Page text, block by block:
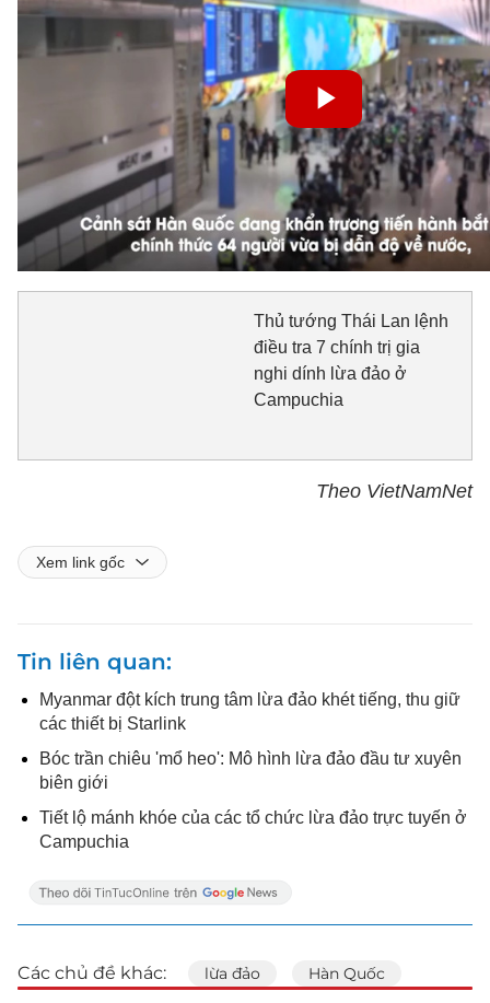
Thủ tướng Thái Lan lệnh
điều tra 7 chính trị gia
nghi dính lừa đảo ở
Campuchia
Theo VietNamNet
Xem link gốc
Tin liên quan
Myanmar đột kích trung tâm lừa đảo khét tiếng, thu giữ
các thiết bị Starlink
Bóc trần chiêu 'mổ heo': Mô hình lừa đảo đầu tư xuyên
biên giới
Tiết lộ mánh khóe của các tổ chức lừa đảo trực tuyến ở
Campuchia
Các chủ đề khác: lừa đảo Hàn Quốc